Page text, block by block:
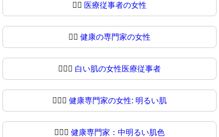
👩‍⚕️ 医療従事者の女性
👩‍⚕ 健康の専門家の女性
👩🏻‍⚕️ 白い肌の女性医療従事者
👩🏻‍⚕ 健康専門家の女性: 明るい肌
👩🏼‍⚕️ 健康専門家：中明るい肌色